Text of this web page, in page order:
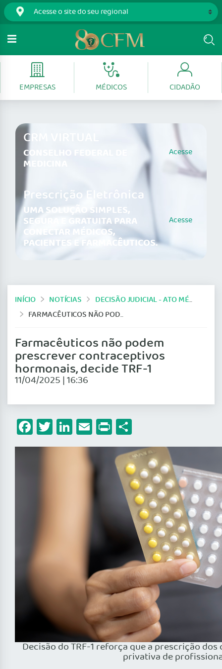
EMPRESAS MÉDICOS CIDADÃO
CRM VIRTUAL
CONSELHO FEDERAL DE
MEDICINA
Acesse
Prescrição Eletrônica
UMA SOLUÇÃO SIMPLES,
SEGURA E GRATUITA PARA
CONECTAR MÉDICOS,
PACIENTES E FARMACÊUTICOS.
Acesse
INÍCIO NOTÍCIAS
DECISÃO JUDICIAL - ATO MÉDICO
FARMACÊUTICOS NÃO PODEM PRESCREVER CONTRACEPTIVOS HORMONAIS, DECIDE TRF-1
Farmacêuticos não podem
prescrever contraceptivos
hormonais, decide TRF-1
11/04/2025 | 16:36
Facebook
Twitter
LinkedIn
Email
Print
Decisão do TRF-1 reforça que a prescrição
privativa de